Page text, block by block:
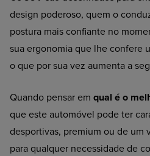
design poderoso, quem o
postura mais confiante no
sua ergonomia que lhe confere
o que por sua vez aumenta a
Quando pensar em qual é o
que este automóvel pode ter
desportivas, premium ou de um
para qualquer necessidade de